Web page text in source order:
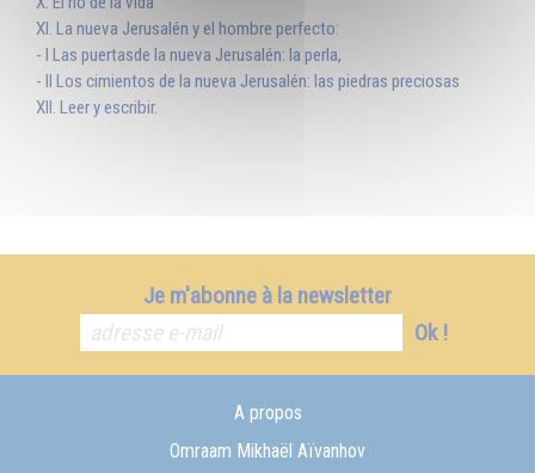
XI. La nueva Jerusalén y el hombre perfecto:
- I Las puertasde la nueva Jerusalén: la perla,
- II Los cimientos de la nueva Jerusalén: las piedras preciosas
XII. Leer y escribir.
Je m'abonne à la newsletter
Ok !
A propos
Omraam Mikhaël Aïvanhov